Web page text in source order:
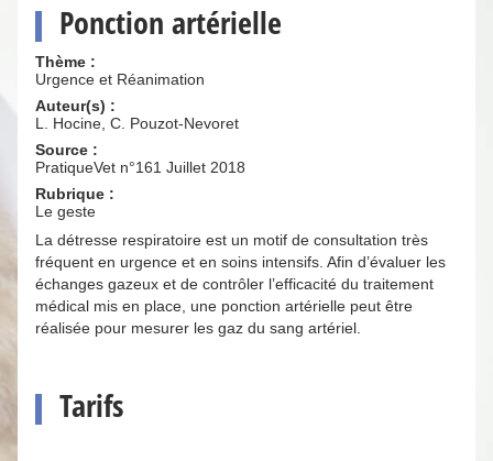
Ponction artérielle
Thème :
Urgence et Réanimation
Auteur(s) :
L. Hocine, C. Pouzot-Nevoret
Source :
PratiqueVet n°161 Juillet 2018
Rubrique :
Le geste
La détresse respiratoire est un motif de consultation très
fréquent en urgence et en soins intensifs. Afin d’évaluer les
échanges gazeux et de contrôler l’efficacité du traitement
médical mis en place, une ponction artérielle peut être
réalisée pour mesurer les gaz du sang artériel.
Tarifs